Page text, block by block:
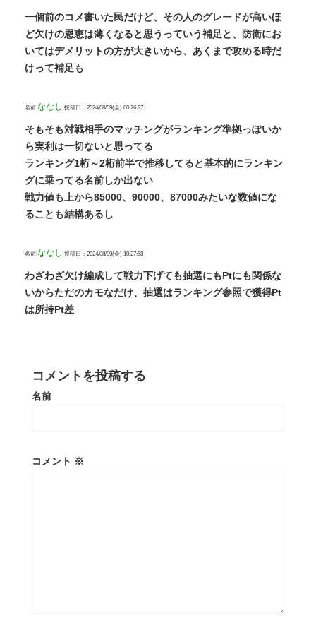
一個前のコメ書いた民だけど、その人のグレードが高いほ
ど欠けの恩恵は薄くなると思うっていう補足と、防衛にお
いてはデメリットの方が大きいから、あくまで攻める時だ
けって補足も
名前:ななし 投稿日：2024/08/09(金) 00:26:37
そもそも対戦相手のマッチングがランキング準拠っぽいか
ら実利は一切ないと思ってる
ランキング1桁～2桁前半で推移してると基本的にランキン
グに乗ってる名前しか出ない
戦力値も上から85000、90000、87000みたいな数値にな
ることも結構あるし
名前:ななし 投稿日：2024/08/09(金) 10:27:58
わざわざ欠け編成して戦力下げても抽選にもPtにも関係な
いからただのカモなだけ、抽選はランキング参照で獲得Pt
は所持Pt差
コメントを投稿する
名前
コメント ※